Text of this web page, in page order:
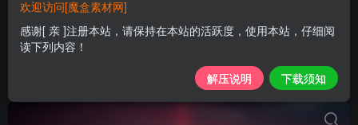
欢迎访问[魔盒素材网]
感谢[ 亲 ]注册本站，请保持在本站的活跃度，使用本站，仔细阅
读下列内容！
解压说明 下载须知